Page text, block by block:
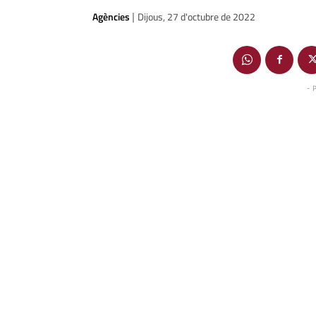
Agències | Dijous, 27 d'octubre de 2022
-